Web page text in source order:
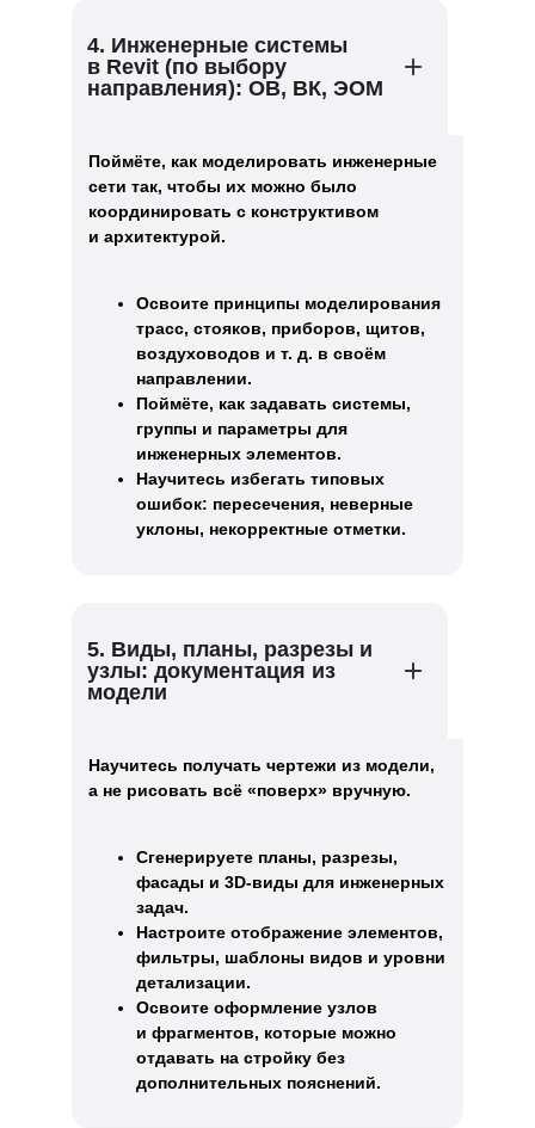
4. Инженерные системы
в Revit (по выбору
направления): ОВ, ВК, ЭОМ
Поймёте, как моделировать инженерные
сети так, чтобы их можно было
координировать с конструктивом
и архитектурой.
Освоите принципы моделирования
трасс, стояков, приборов, щитов,
воздуховодов и т. д. в своём
направлении.
Поймёте, как задавать системы,
группы и параметры для
инженерных элементов.
Научитесь избегать типовых
ошибок: пересечения, неверные
уклоны, некорректные отметки.
5. Виды, планы, разрезы и
узлы: документация из
модели
Научитесь получать чертежи из модели,
а не рисовать всё «поверх» вручную.
Сгенерируете планы, разрезы,
фасады и 3D-виды для инженерных
задач.
Настроите отображение элементов,
фильтры, шаблоны видов и уровни
детализации.
Освоите оформление узлов
и фрагментов, которые можно
отдавать на стройку без
дополнительных пояснений.